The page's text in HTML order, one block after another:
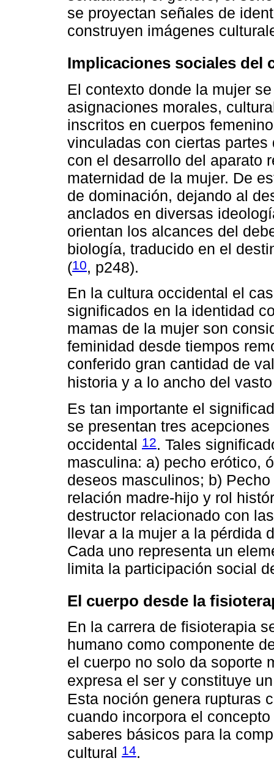
se proyectan señales de
construyen imágenes
Implicaciones sociales del
El contexto donde la mujer
asignaciones morales,
inscritos en cuerpos
vinculadas con ciertas
con el desarrollo del aparato
maternidad de la mujer. De
de dominación, dejando al
anclados en diversas
orientan los alcances del
biología, traducido en el
(10, p248).
En la cultura occidental el
significados en la identidad
mamas de la mujer son
feminidad desde tiempos
conferido gran cantidad de
historia y a lo ancho del
Es tan importante el
se presentan tres
occidental 12. Tales
masculina: a) pecho erótico,
deseos masculinos; b)
relación madre-hijo y rol
destructor relacionado con
llevar a la mujer a la pérdida
Cada uno representa un
limita la participación social
El cuerpo desde la
En la carrera de fisioterapia
humano como componente
el cuerpo no solo da soporte
expresa el ser y constituye
Esta noción genera rupturas
cuando incorpora el
saberes básicos para la
cultural 14.